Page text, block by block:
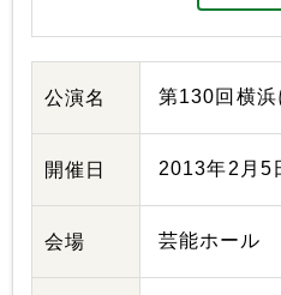
公演名 第130回横
開催日 2013年2月5
会場 芸能ホール